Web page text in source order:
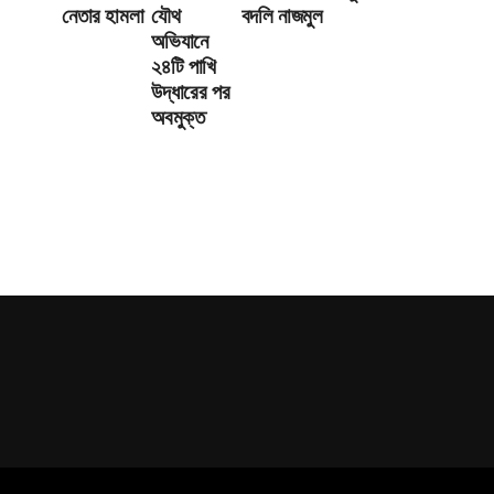
নেতার হামলা যৌথ
অভিযানে
২৪টি পাখি
উদ্ধারের পর
অবমুক্ত
বদলি নাজমুল